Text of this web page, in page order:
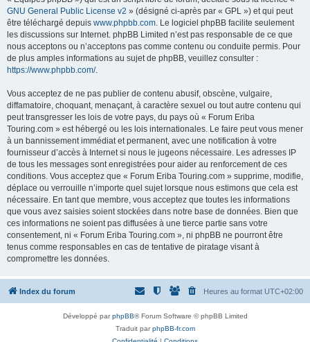
GNU General Public License v2 » (désigné ci-après par « GPL ») et qui peut
être téléchargé depuis www.phpbb.com. Le logiciel phpBB facilite seulement
les discussions sur Internet. phpBB Limited n’est pas responsable de ce que
nous acceptons ou n’acceptons pas comme contenu ou conduite permis. Pour
de plus amples informations au sujet de phpBB, veuillez consulter :
https://www.phpbb.com/.
Vous acceptez de ne pas publier de contenu abusif, obscène, vulgaire,
diffamatoire, choquant, menaçant, à caractère sexuel ou tout autre contenu qui
peut transgresser les lois de votre pays, du pays où « Forum Eriba
Touring.com » est hébergé ou les lois internationales. Le faire peut vous mener
à un bannissement immédiat et permanent, avec une notification à votre
fournisseur d’accès à Internet si nous le jugeons nécessaire. Les adresses IP
de tous les messages sont enregistrées pour aider au renforcement de ces
conditions. Vous acceptez que « Forum Eriba Touring.com » supprime, modifie,
déplace ou verrouille n’importe quel sujet lorsque nous estimons que cela est
nécessaire. En tant que membre, vous acceptez que toutes les informations
que vous avez saisies soient stockées dans notre base de données. Bien que
ces informations ne soient pas diffusées à une tierce partie sans votre
consentement, ni « Forum Eriba Touring.com », ni phpBB ne pourront être
tenus comme responsables en cas de tentative de piratage visant à
compromettre les données.
Index du forum Heures au format UTC+02:00
Développé parphpBB® Forum Software © phpBB Limited
Traduit parphpBB-fr.com